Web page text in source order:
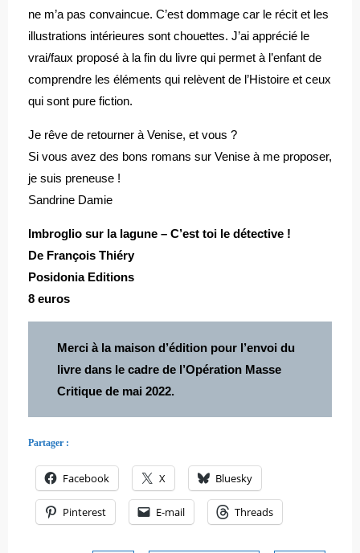
ne m’a pas convaincue. C’est dommage car le récit et les
illustrations intérieures sont chouettes. J’ai apprécié le
vrai/faux proposé à la fin du livre qui permet à l’enfant de
comprendre les éléments qui relèvent de l’Histoire et ceux
qui sont pure fiction.
Je rêve de retourner à Venise, et vous ?
Si vous avez des bons romans sur Venise à me proposer,
je suis preneuse !
Sandrine Damie
Imbroglio sur la lagune – C’est toi le détective !
De François Thiéry
Posidonia Editions
8 euros
Merci à la maison d’édition pour l’envoi du
livre dans le cadre de l’Opération Masse
Critique de mai 2022.
Partager :
Facebook X Bluesky
Pinterest E-mail Threads